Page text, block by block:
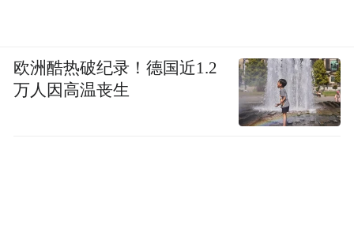
欧洲酷热破纪录！德国近1.2
万人因高温丧生